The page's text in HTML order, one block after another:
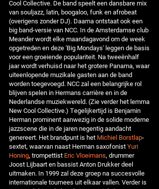
Cool Collective. De band speelt een dansbare mix
van souljazz, latin, boogaloo, funk en afrobeat
(overigens zonder DJ). Daarna ontstaat ook een
big band-versie van NCC. In de Amsterdamse club
Meander wordt elke maandagavond om de week
opgetreden en deze 'Big Mondays' leggen de basis
voor een groeiende populariteit. Na tweeënhalf
jaar wordt verhuisd naar het grotere Panama, waar
uiteenlopende muzikale gasten aan de band
worden toegevoegd. NCC zal een belangrijke rol
blijven spelen in Hermans carrière en in de
Nederlandse muziekwereld. (Zie verder het lemma
New Cool Collective.) Tegelijkertijd is Benjamin
Herman prominent aanwezig in de solide moderne
jazzscene die in de jaren negentig aandacht
genereert. Het brandpunt is het Michiel Borstlap-
sextet, waarvan naast Herman saxofonistYuri
Honing, trompettist Eric Vloeimans, drummer
Joost Lijbaart en bassist Anton Drukker deel
uitmaken. In 1999 zal deze groep na succesvolle
internationale tournees uit elkaar vallen. Verder is